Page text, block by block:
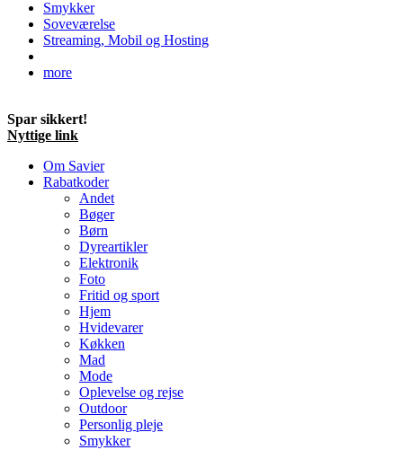
Smykker
Soveværelse
Streaming, Mobil og Hosting
more
Spar sikkert!
Nyttige link
Om Savier
Rabatkoder
Andet
Bøger
Børn
Dyreartikler
Elektronik
Foto
Fritid og sport
Hjem
Hvidevarer
Køkken
Mad
Mode
Oplevelse og rejse
Outdoor
Personlig pleje
Smykker